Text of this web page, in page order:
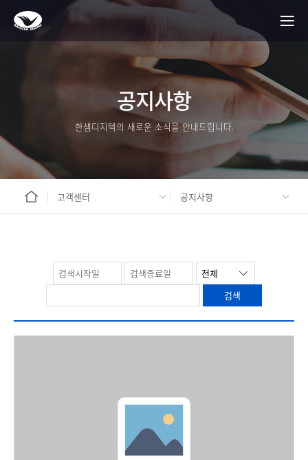
공지사항
한샘디지텍의 새로운 소식을 안내드립니다.
고객센터 공지사항